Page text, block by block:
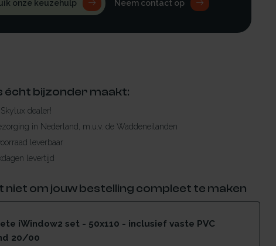
onze keuzehulp Neem contact op
écht bijzonder maakt:
dealer!
in Nederland, m.u.v. de Waddeneilanden
leverbaar
levertijd
niet om jouw bestelling compleet te maken
iWindow2 set - 50x110 - inclusief vaste PVC
20/00